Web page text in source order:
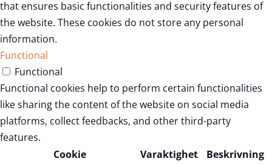
that ensures basic functionalities and security features of
the website. These cookies do not store any personal
information.
Functional
Functional
Functional cookies help to perform certain functionalities
like sharing the content of the website on social media
platforms, collect feedbacks, and other third-party
features.
Cookie
Varaktighet Beskrivning